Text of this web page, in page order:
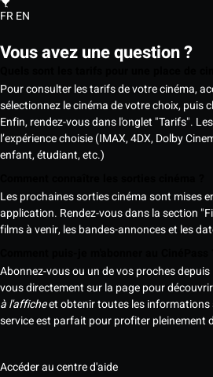
FREN
Vous avez une question ?
Pour consulter les tarifs de votre cinéma,
sélectionnez le cinéma de votre choix, puis
Enfin, rendez-vous dans l'onglet "Tarifs".
l’expérience choisie (IMAX, 4DX, Dolby
enfant, étudiant, etc.)
Les prochaines sorties cinéma sont mises
application. Rendez-vous dans la section
films à venir, les bandes-annonces et les
Abonnez-vous ou un de vos proches
vous directement sur la page pour
à l'afficheet obtenir toutes les informations
service est parfait pour profiter pleinement
Accéder au centre d'aide